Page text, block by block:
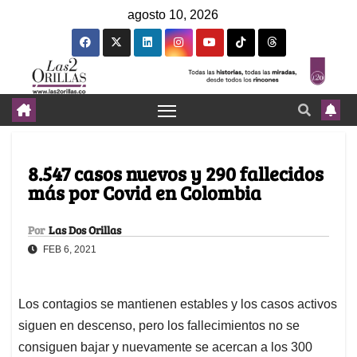
agosto 10, 2026
8.547 casos nuevos y 290 fallecidos
más por Covid en Colombia
Por Las Dos Orillas
FEB 6, 2021
Los contagios se mantienen estables y los casos activos
siguen en descenso, pero los fallecimientos no se
consiguen bajar y nuevamente se acercan a los 300